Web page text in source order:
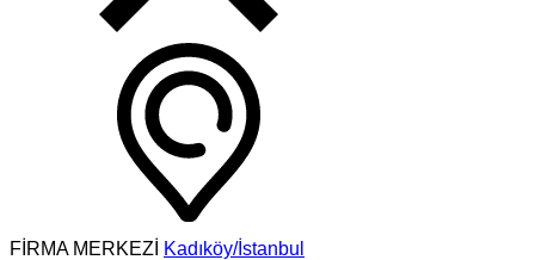
FİRMA MERKEZİ Kadıköy/İstanbul